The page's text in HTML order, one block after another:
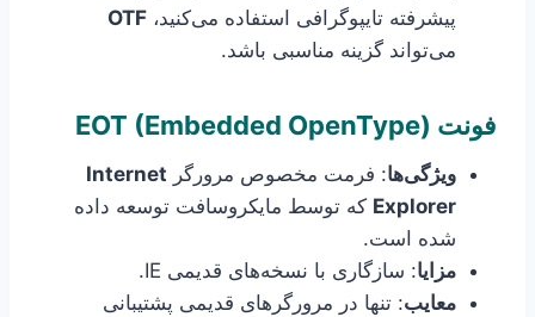
پیشرفته تایپوگرافی استفاده می‌کنید، OTF
می‌تواند گزینه مناسبی باشد.
فونت EOT (Embedded OpenType)
ویژگی‌ها: فرمت مخصوص مرورگر Internet
Explorer که توسط مایکروسافت توسعه داده
شده است.
مزایا: سازگاری با نسخه‌های قدیمی IE.
معایب: تنها در مرورگرهای قدیمی پشتیبانی